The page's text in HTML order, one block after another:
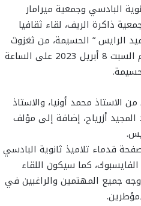
البادسي وجمعية ميرامار
ذاكرة الريف، لقاء ثقافيا
الرايس ” الحسيمة، من ثغزوث
إلى بييا سان خورخو”، وذلك يوم السبت 8 أبريل 2023 على الساعة
الاستاذ محمد أونيا، والاستاذ
المجيد أزرياح، إضافة إلى مؤلف
قدماء تلاميذ ثانوية البادسي
كما سيكون اللقاء
جميع المهتمين والراغبين في